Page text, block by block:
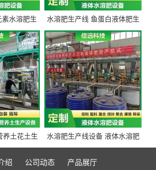
水溶肥生
料生产设备
水溶肥生产线 鱼蛋白液体肥生
产设备 氨基酸液态肥全套设备
养土花土生
线设备
水溶肥生产线设备 液体水溶肥
生产线 桶装液体水溶肥生产线
设备
绍 公司动态 产品展厅